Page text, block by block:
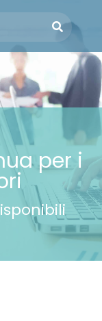
per i